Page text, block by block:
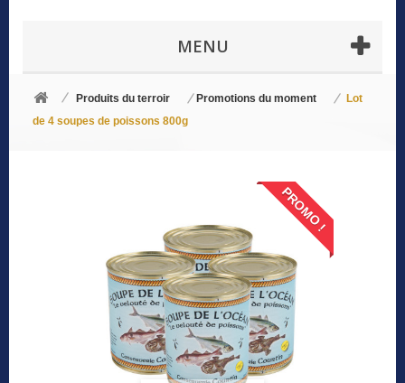
MENU
Produits du terroir Promotions du moment
Lot
de 4 soupes de poissons 800g
PROMO !